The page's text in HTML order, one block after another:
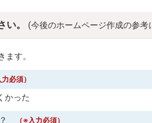
。 (今後のホームページ作成の参考
す。
力必須）
かった
？ （※入力必須）